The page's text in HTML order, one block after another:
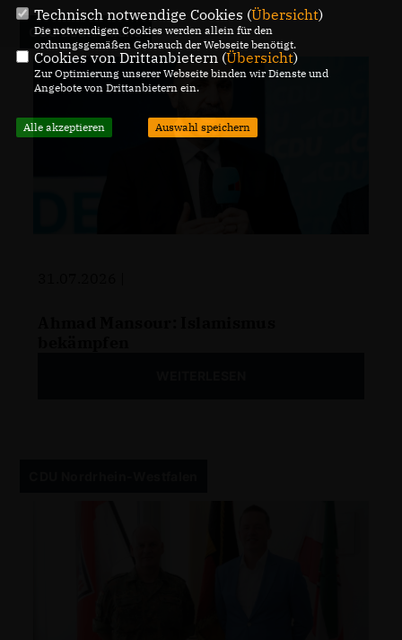
CDU Deutschland
Technisch notwendige Cookies (Übersicht)
Die notwendigen Cookies werden allein für den
ordnungsgemäßen Gebrauch der Webseite benötigt.
Cookies von Drittanbietern (Übersicht)
Zur Optimierung unserer Webseite binden wir Dienste und
Angebote von Drittanbietern ein.
Alle akzeptieren Auswahl speichern